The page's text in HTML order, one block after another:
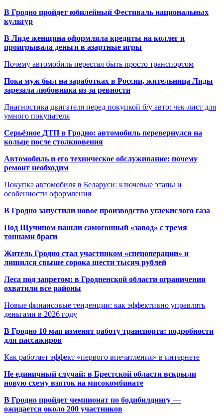
В Гродно пройдет юбилейный Фестиваль национальных
культур
В Лиде женщина оформляла кредиты на коллег и
проигрывала деньги в азартные игры
Почему автомобиль перестал быть просто транспортом
Пока муж был на заработках в России, жительница Лиды
зарезала любовника из-за ревности
Диагностика двигателя перед покупкой б/у авто: чек-лист для
умного покупателя
Серьёзное ДТП в Гродно: автомобиль перевернулся на
кольце после столкновения
Автомобиль и его техническое обслуживание: почему
ремонт необходим
Покупка автомобиля в Беларуси: ключевые этапы и
особенности оформления
В Гродно запустили новое производство углекислого газа
Под Щучином нашли самогонный «завод» с тремя
тоннами браги
Житель Гродно стал участником «спецоперации» и
лишился свыше сорока шести тысяч рублей
Леса под запретом: в Гродненской области ограничения
охватили все районы
Новые финансовые тенденции: как эффективно управлять
деньгами в 2026 году
В Гродно 10 мая изменят работу транспорта: подробности
для пассажиров
Как работает эффект «первого впечатления» в интернете
Не единичный случай: в Брестской области вскрыли
новую схему взяток на мясокомбинате
В Гродно пройдет чемпионат по бодибилдингу —
ожидается около 200 участников